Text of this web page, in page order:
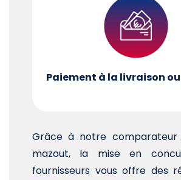
Paiement à la livraison
Grâce à notre
mazout, la mise en
fournisseurs vous offre des